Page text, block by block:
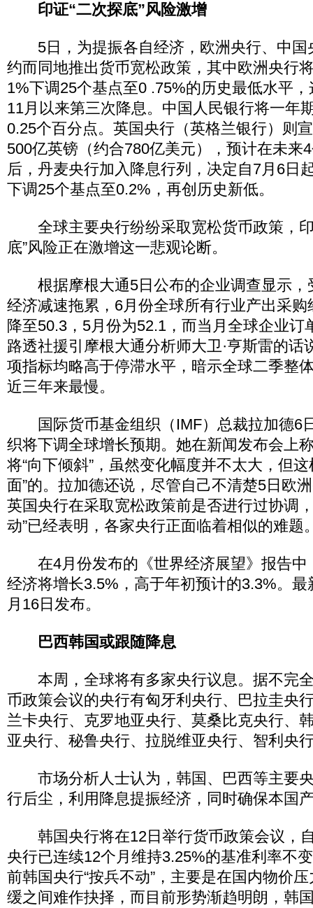
印证“二次探底”风险激增
5日，为提振各自经济，欧洲央行、中国
约而同地推出货币宽松政策，其中欧洲央行
1%下调25个基点至0 .75%的历史最低水平
11月以来第三次降息。中国人民银行将一年
0.25个百分点。英国央行（英格兰银行）则
500亿英镑（约合780亿美元），预计在未来
后，丹麦央行加入降息行列，决定自7月6日
下调25个基点至0.2%，再创历史新低。
全球主要央行纷纷采取宽松货币政策，印
底”风险正在激增这一悲观论断。
根据摩根大通5日公布的企业调查显示，
经济减速拖累，6月份全球所有行业产出采
降至50.3，5月份为52.1，而当月全球企业订
路透社援引摩根大通分析师大卫·亨斯雷的话
项指标均略高于停滞水平，暗示全球二季整
近三年来最慢。
国际货币基金组织（IMF）总裁拉加德6
织将下调全球增长预期。她在新闻发布会上
将“向下倾斜”，虽然变化幅度并不太大，但
面”的。拉加德还说，尽管自己不清楚5日欧
英国央行在采取宽松政策前是否进行过协调
动”已经表明，各家央行正面临着相似的难题
在4月份发布的《世界经济展望》报告中
经济将增长3.5%，高于年初预计的3.3%。
月16日发布。
巴西韩国或跟随降息
本周，全球将有多家央行议息。据不完
币政策会议的央行有匈牙利央行、巴拉圭央
兰卡央行、克罗地亚央行、莫桑比克央行、
亚央行、秘鲁央行、拉脱维亚央行、智利央
市场分析人士认为，韩国、巴西等主要
行后尘，利用降息提振经济，同时确保本国
韩国央行将在12日举行货币政策会议，
央行已连续12个月维持3.25%的基准利率不
前韩国央行“按兵不动”，主要是在国内物价
缓之间难作抉择，而目前形势渐趋明朗，韩